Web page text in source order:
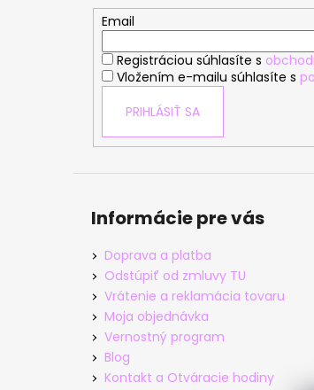
Email
Registráciou súhlasíte s
Vložením e-mailu súhlasíte s
PRIHLÁSIŤ SA
Informácie pre vás
Doprava a platba
Odstúpiť od zmluvy TU
Vrátenie a reklamácia tovaru
Moja objednávka
Vernostný program
Blog
Kontakt a Otváracie hodiny